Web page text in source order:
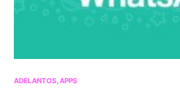
ADELANTOS APPS